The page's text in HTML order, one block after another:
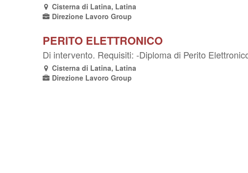
Cisterna di Latina, Latina
Direzione Lavoro Group
PERITO ELETTRONICO
Di intervento. Requisiti: -Diploma di Perito
Cisterna di Latina, Latina
Direzione Lavoro Group